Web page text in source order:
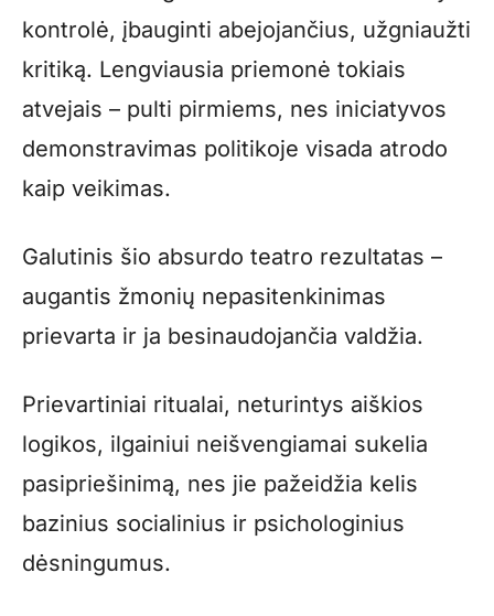
kontrolė, įbauginti abejojančius, užgniaužti
kritiką. Lengviausia priemonė tokiais
atvejais – pulti pirmiems, nes iniciatyvos
demonstravimas politikoje visada atrodo
kaip veikimas.
Galutinis šio absurdo teatro rezultatas –
augantis žmonių nepasitenkinimas
prievarta ir ja besinaudojančia valdžia.
Prievartiniai ritualai, neturintys aiškios
logikos, ilgainiui neišvengiamai sukelia
pasipriešinimą, nes jie pažeidžia kelis
bazinius socialinius ir psichologinius
dėsningumus.